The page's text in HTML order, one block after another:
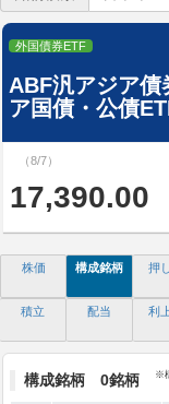
外国債券ETF
ABF汎アジア債
ア国債・公債
（8/7）
17,390.00
株価 構成銘柄 押
積立 配当 利
構成銘柄 0銘柄 ※